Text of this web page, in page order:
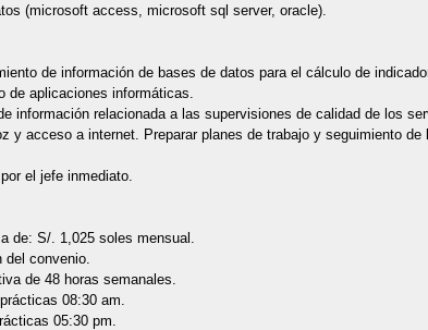
(microsoft access, microsoft sql server, oracle).
de información de bases de datos para el cálculo de
de aplicaciones informáticas.
información relacionada a las supervisiones de calidad de los
y acceso a internet. Preparar planes de trabajo y seguimiento de
el jefe inmediato.
de: S/. 1,025 soles mensual.
convenio.
de 48 horas semanales.
08:30 am.
05:30 pm.